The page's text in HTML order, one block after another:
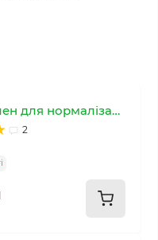
Станохолен для нормалізації холестерину
2